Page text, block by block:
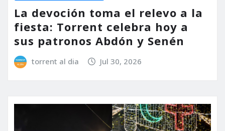
La devoción toma el relevo a la
fiesta: Torrent celebra hoy a
sus patronos Abdón y Senén
torrent al dia Jul 30, 2026